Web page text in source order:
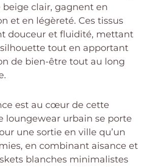
beige clair, gagnent en
et en légèreté. Ces tissus
douceur et fluidité, mettant
tout en apportant
de bien-être tout au long
est au cœur de cette
loungewear urbain se porte
une sortie en ville qu’un
en combinant aisance et
blanches minimalistes